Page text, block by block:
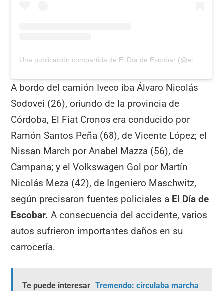
Una publicación compartida de El Día de Escobar (@eldiadeescobar)
A bordo del camión Iveco iba Álvaro Nicolás
Sodovei (26), oriundo de la provincia de
Córdoba, El Fiat Cronos era conducido por
Ramón Santos Peña (68), de Vicente López; el
Nissan March por Anabel Mazza (56), de
Campana; y el Volkswagen Gol por Martín
Nicolás Meza (42), de Ingeniero Maschwitz,
según precisaron fuentes policiales a El Día de
Escobar. A consecuencia del accidente, varios
autos sufrieron importantes daños en su
carrocería.
Te puede interesar Tremendo: circulaba marcha